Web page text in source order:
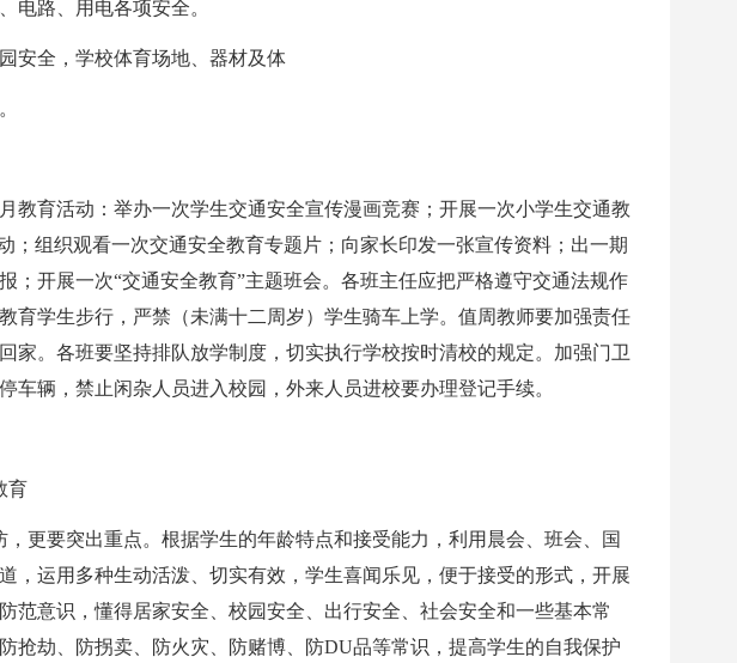
电路、用电各项安全。
安全，学校体育场地、器材及体
教育活动：举办一次学生交通安全宣传漫画竞赛；开展一次小学生交通教
；组织观看一次交通安全教育专题片；向家长印发一张宣传资料；出一期
；开展一次“交通安全教育”主题班会。各班主任应把严格遵守交通法规作
育学生步行，严禁（未满十二周岁）学生骑车上学。值周教师要加强责任
家。各班要坚持排队放学制度，切实执行学校按时清校的规定。加强门卫
车辆，禁止闲杂人员进入校园，外来人员进校要办理登记手续。
育
，更要突出重点。根据学生的年龄特点和接受能力，利用晨会、班会、国
，运用多种生动活泼、切实有效，学生喜闻乐见，便于接受的形式，开展
范意识，懂得居家安全、校园安全、出行安全、社会安全和一些基本常
抢劫、防拐卖、防火灾、防赌博、防DU品等常识，提高学生的自我保护